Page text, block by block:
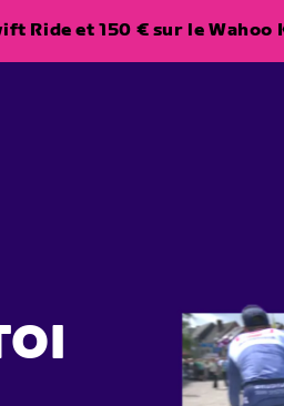
Ride et 150 € sur le Wahoo